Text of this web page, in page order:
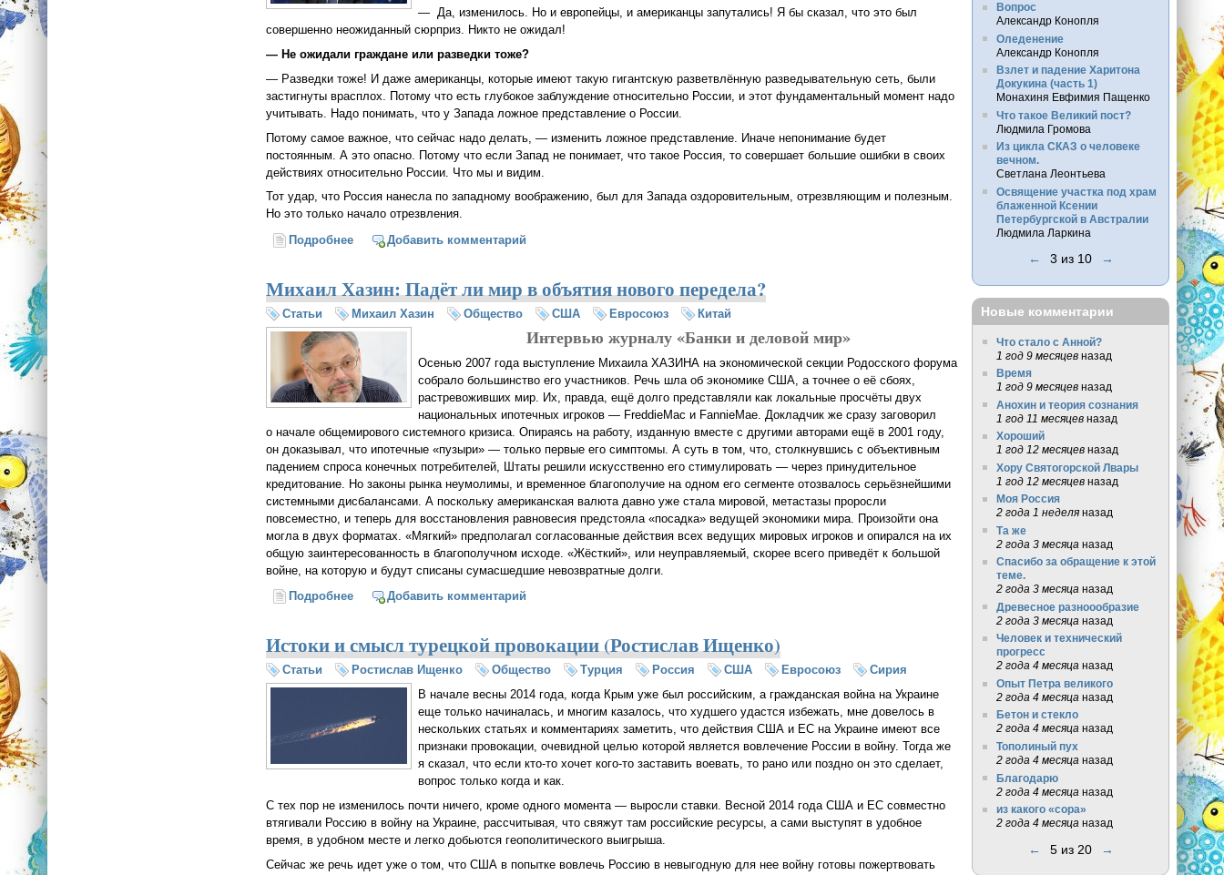
— Да, изменилось. Но и европейцы, и американцы запутались! Я бы сказал, что это был
совершенно неожиданный сюрприз. Никто не ожидал!
— Не ожидали граждане или разведки тоже?
— Разведки тоже! И даже американцы, которые имеют такую гигантскую разветвлённую разведывательную сеть, были
застигнуты врасплох. Потому что есть глубокое заблуждение относительно России, и этот фундаментальный момент надо
учитывать. Надо понимать, что у Запада ложное представление о России.
Потому самое важное, что сейчас надо делать, — изменить ложное представление. Иначе непонимание будет
постоянным. А это опасно. Потому что если Запад не понимает, что такое Россия, то совершает большие ошибки в своих
действиях относительно России. Что мы и видим.
Тот удар, что Россия нанесла по западному воображению, был для Запада оздоровительным, отрезвляющим и полезным.
Но это только начало отрезвления.
Подробнеео Джульетто Кьеза: Путин понял, что Россия должна взять на себя определённую роль
Добавить комментарий
Михаил Хазин: Падёт ли мир в объятия нового передела?
Статьи Михаил Хазин Общество США Евросоюз Китай
Интервью журналу «Банки и деловой мир»
Осенью 2007 года выступление Михаила ХАЗИНА на экономической секции Родосского форума
собрало большинство его участников. Речь шла об экономике США, а точнее о её сбоях,
растревоживших мир. Их, правда, ещё долго представляли как локальные просчёты двух
национальных ипотечных игроков — FreddieMac и FannieMae. Докладчик же сразу заговорил
о начале общемирового системного кризиса. Опираясь на работу, изданную вместе с другими авторами ещё в 2001 году,
он доказывал, что ипотечные «пузыри» — только первые его симптомы. А суть в том, что, столкнувшись с объективным
падением спроса конечных потребителей, Штаты решили искусственно его стимулировать — через принудительное
кредитование. Но законы рынка неумолимы, и временное благополучие на одном его сегменте отозвалось серьёзнейшими
системными дисбалансами. А поскольку американская валюта давно уже стала мировой, метастазы проросли
повсеместно, и теперь для восстановления равновесия предстояла «посадка» ведущей экономики мира. Произойти она
могла в двух форматах. «Мягкий» предполагал согласованные действия всех ведущих мировых игроков и опирался на их
общую заинтересованность в благополучном исходе. «Жёсткий», или неуправляемый, скорее всего приведёт к большой
войне, на которую и будут списаны сумасшедшие невозвратные долги.
Подробнеео Михаил Хазин: Падёт ли мир в объятия нового передела?
Добавить комментарий
Истоки и смысл турецкой провокации (Ростислав Ищенко)
Статьи Ростислав Ищенко Общество Турция Россия США Евросоюз
Сирия
В начале весны 2014 года, когда Крым уже был российским, а гражданская война на Украине
еще только начиналась, и многим казалось, что худшего удастся избежать, мне довелось в
нескольких статьях и комментариях заметить, что действия США и ЕС на Украине имеют все
признаки провокации, очевидной целью которой является вовлечение России в войну. Тогда же
я сказал, что если кто-то хочет кого-то заставить воевать, то рано или поздно он это сделает,
вопрос только когда и как.
С тех пор не изменилось почти ничего, кроме одного момента — выросли ставки. Весной 2014 года США и ЕС совместно
втягивали Россию в войну на Украине, рассчитывая, что свяжут там российские ресурсы, а сами выступят в удобное
время, в удобном месте и легко добьются геополитического выигрыша.
Сейчас же речь идет уже о том, что США в попытке вовлечь Россию в невыгодную для нее войну готовы пожертвовать
Вопрос
Александр Конопля
Оледенение
Александр Конопля
Взлет и падение Харитона
Докукина (часть 1)
Монахиня Евфимия Пащенко
Что такое Великий пост?
Людмила Громова
Из цикла СКАЗ о человеке
вечном.
Светлана Леонтьева
Освящение участка под храм
блаженной Ксении
Петербургской в Австралии
Людмила Ларкина
← 3 из 10 →
Новые комментарии
Что стало с Анной?
1 год 9 месяцевназад
Время
1 год 9 месяцевназад
Анохин и теория сознания
1 год 11 месяцевназад
Хороший
1 год 12 месяцевназад
Хору Святогорской Лвары
1 год 12 месяцевназад
Моя Россия
2 года 1 неделяназад
Та же
2 года 3 месяца назад
Спасибо за обращение к этой
теме.
2 года 3 месяца назад
Древесное разноообразие
2 года 3 месяца назад
Человек и технический
прогресс
2 года 4 месяца назад
Опыт Петра великого
2 года 4 месяца назад
Бетон и стекло
2 года 4 месяца назад
Тополиный пух
2 года 4 месяца назад
Благодарю
2 года 4 месяца назад
из какого «сора»
2 года 4 месяца назад
← 5 из 20 →